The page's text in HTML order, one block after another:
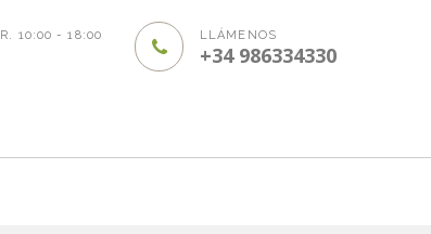
10:00 - 18:00 LLÁMENOS
+34 986334330